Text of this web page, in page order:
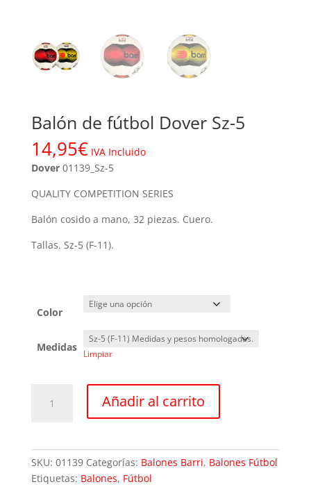
Balón de fútbol Dover Sz-5
14,95€ IVA Incluido
Dover 01139_Sz-5
QUALITY COMPETITION SERIES
Balón cosido a mano, 32 piezas. Cuero.
Tallas. Sz-5 (F-11).
Color
Medidas
Limpiar
cantidad
Añadir al carrito
SKU: 01139 Categorías: Balones Barri, Balones Fútbol
Etiquetas: Balones, Fútbol